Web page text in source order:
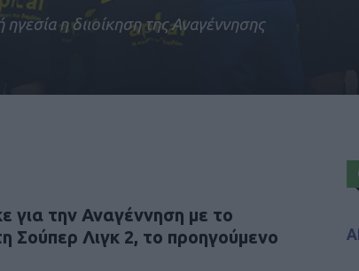
η διιοίκηση της Αναγέννησης
για την Αναγέννηση με το
Σούπερ Λιγκ 2, το προηγούμενο